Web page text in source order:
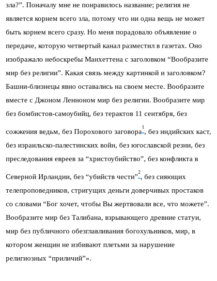
зла?”. Поначалу мне не понравилось название; религия не
является корнем всего зла, потому что ни одна вещь не может
быть корнем всего сразу. Но меня порадовало объявление о
передаче, которую четвертый канал разместил в газетах. Оно
изображало небоскребы Манхеттена с заголовком “Вообразите
мир без религии”. Какая связь между картинкой и заголовком?
Башни-близнецы явно оставались на своем месте. Вообразите
вместе с Джоном Ленноном мир без религии. Вообразите мир
без бомбистов-самоубийц, без терактов 11 сентября, без
сожжения ведьм, без Порохового заговора
1
, без индийских каст,
без израильско-палестинских войн, без югославской резни, без
преследования евреев за “христоубийство”, без конфликта в
Северной Ирландии, без “убийств чести”
2
, без сияющих
телепроповедников, стригущих деньги доверчивых простаков
со словами “Бог хочет, чтобы Вы жертвовали все, что можете”.
Вообразите мир без Талибана, взрывающего древние статуи,
мир без публичного обезглавливания богохульников, мир, в
котором женщин не избивают плетьми за нарушение
религиозных “приличий”».